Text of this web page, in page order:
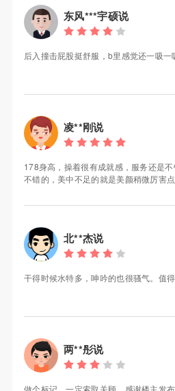
东风***宇硕说
后入撞击屁股挺舒服，b里感觉还一吸一
凌**刚说
178身高，操着很有成就感，服务还是
不错的，美中不足的就是美颜稍微厉害
北**杰说
干得时候水特多，呻吟的也很骚气。值
两**彤说